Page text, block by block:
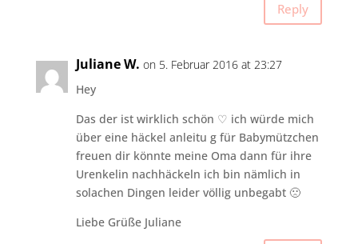
Reply
Juliane W. on 5. Februar 2016 at 23:27
Hey
Das der ist wirklich schön ♡ ich würde mich
über eine häckel anleitu g für Babymützchen
freuen dir könnte meine Oma dann für ihre
Urenkelin nachhäckeln ich bin nämlich in
solachen Dingen leider völlig unbegabt 🙁
Liebe Grüße Juliane